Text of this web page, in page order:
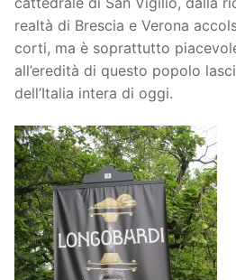
realtà di Brescia e Verona
corti, ma è soprattutto
all’eredità di questo popolo
dell’Italia intera di oggi.